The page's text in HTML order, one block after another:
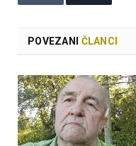
POVEZANI ČLANCI